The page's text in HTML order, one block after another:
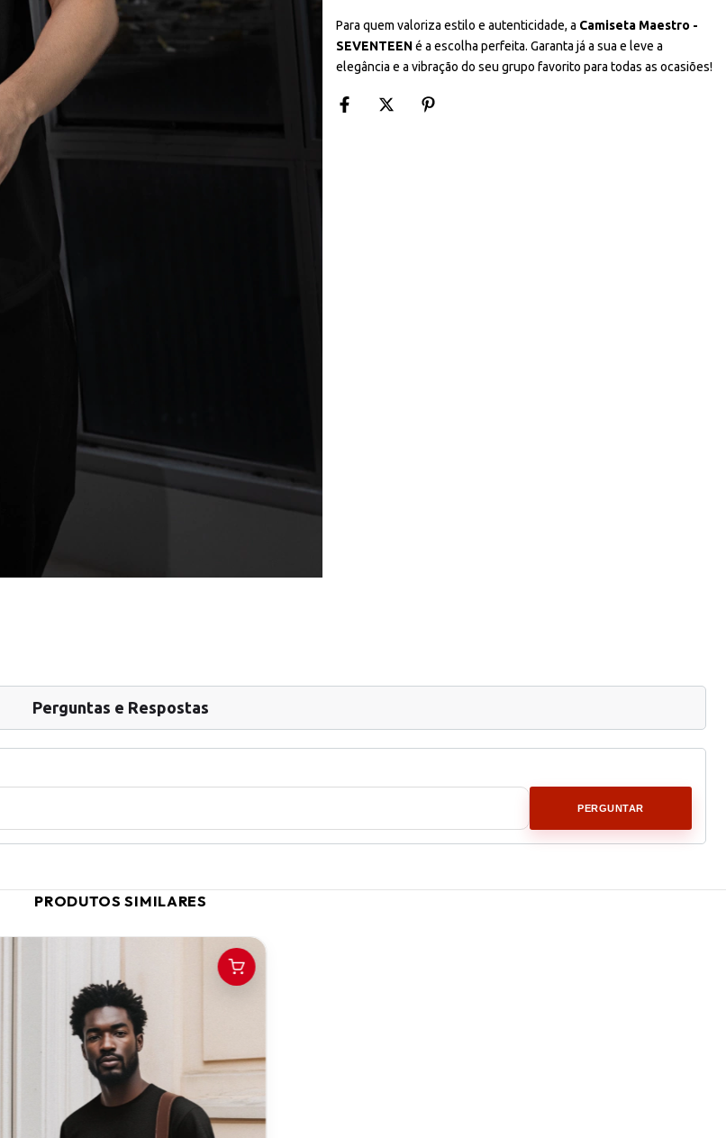
Para quem valoriza estilo e autenticidade, a Camiseta Maestro -
SEVENTEENé a escolha perfeita. Garanta já a sua e leve a
elegância e a vibração do seu grupo favorito para todas as ocasiões!
Perguntas e Respostas
PERGUNTAR
PRODUTOS SIMILARES